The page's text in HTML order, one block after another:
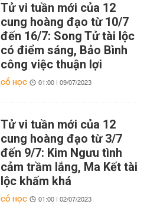
Tử vi tuần mới của 12
cung hoàng đạo từ 10/7
đến 16/7: Song Tử tài lộc
có điểm sáng, Bảo Bình
công việc thuận lợi
CỔ HỌC 01:00 | 09/07/2023
Tử vi tuần mới của 12
cung hoàng đạo từ 3/7
đến 9/7: Kim Ngưu tình
cảm trầm lắng, Ma Kết tài
lộc khấm khá
CỔ HỌC 01:00 | 02/07/2023